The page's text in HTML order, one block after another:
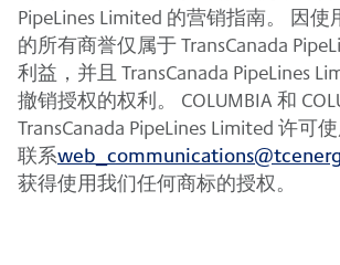
PipeLines Limited 的营销指南。 因
的所有商誉仅属于 TransCanada
利益，并且 TransCanada PipeLines
撤销授权的权利。 COLUMBIA 和
TransCanada PipeLines Limited 许可
联系
获得使用我们任何商标的授权。